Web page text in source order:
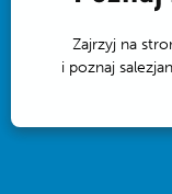
Zajrzyj na